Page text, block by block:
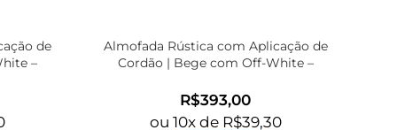
de
–
Almofada Rústica com Aplicação de
Cordão | Bege com Off-White –
R$
ou 10x de R$39,30